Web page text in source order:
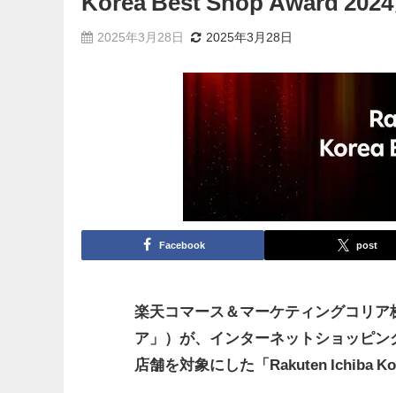
2025年3月28日 2025年3月28日
Facebook post
楽天コマース＆マーケティングコリ
ア」）が、インターネットショッピ
店舗を対象にした「Rakuten Ichiba